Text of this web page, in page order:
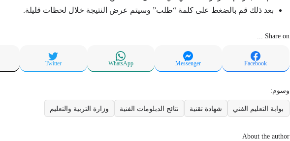
بعد ذلك قم بالضغط على كلمة “طلب” وسيتم عرض النتيجة خلال لحظات قليلة.
Share on ...
Facebook
Messenger
WhatsApp
Twitter
وسوم:
بوابة التعليم الفني شهادة تقنية نتائج الدبلومات الفنية وزارة التربية والتعليم
About the author